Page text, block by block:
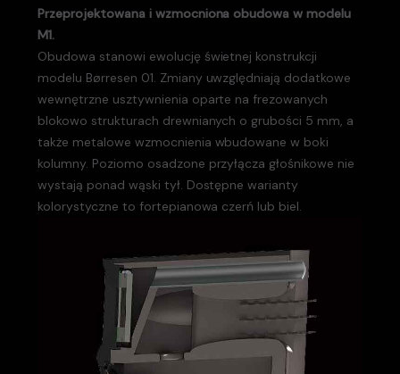
Przeprojektowana i wzmocniona obudowa w modelu
M1.
Obudowa stanowi ewolucję świetnej konstrukcji
modelu Børresen 01. Zmiany uwzględniają dodatkowe
wewnętrzne usztywnienia oparte na frezowanych
blokowo strukturach drewnianych o grubości 5 mm, a
także metalowe wzmocnienia wbudowane w boki
kolumny. Poziomo osadzone przyłącza głośnikowe nie
wystają ponad wąski tył. Dostępne warianty
kolorystyczne to fortepianowa czerń lub biel.